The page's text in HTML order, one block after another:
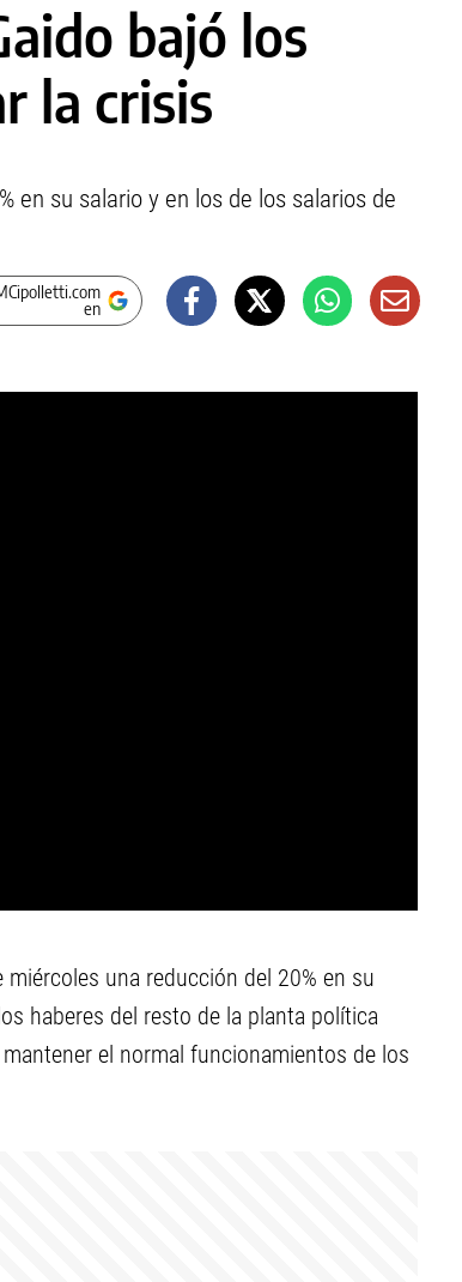
bajó los
la crisis
en su salario y en los de los salarios de
en
una reducción del 20% en su
haberes del resto de la planta política
el normal funcionamientos de los